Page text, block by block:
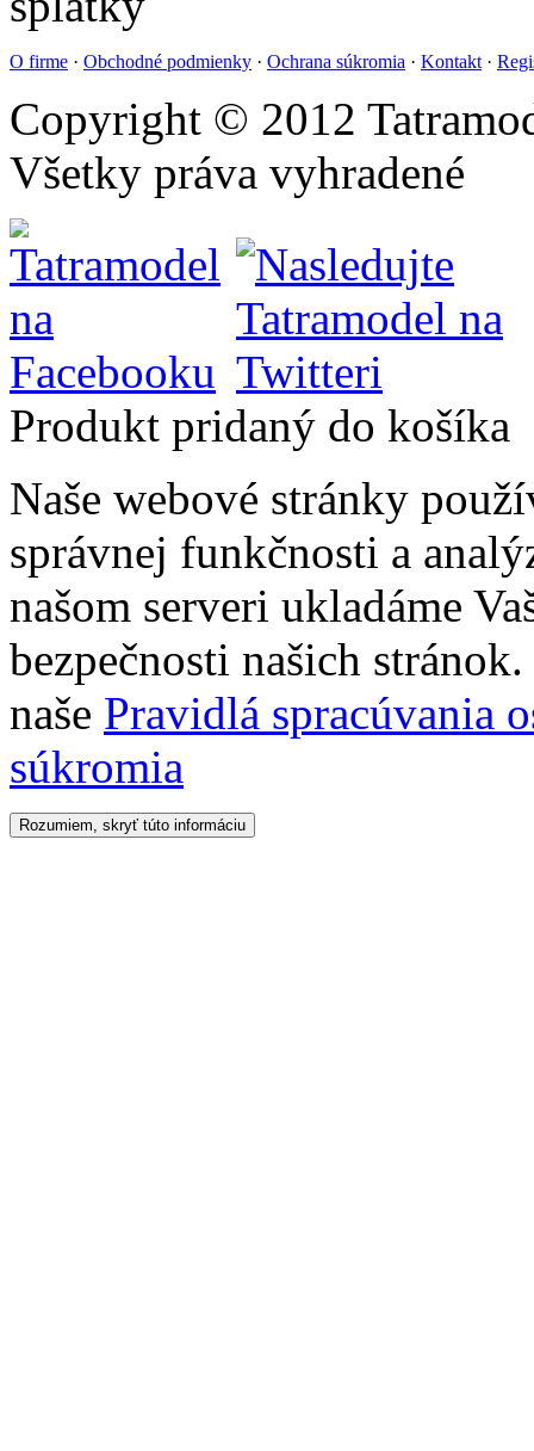
O firme · Obchodné podmienky · Ochrana súkromia · Kontakt ·
Copyright © 2012
Všetky práva vyhradené
Produkt pridaný do košíka
Naše webové stránky
správnej funkčnosti a
našom serveri ukladáme
bezpečnosti našich
naše Pravidlá spracúvania
súkromia
Rozumiem, skryť túto informáciu